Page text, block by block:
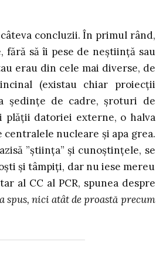
concluzii. În primul rând,
să îi pese de neștiință sau
erau din cele mai diverse, de
(existau chiar proiecții
ședințe de cadre, șroturi de
plății datoriei externe, o halva
nucleare și apa grea.
”știința” și cunoștințele, se
și tâmpiți, dar nu iese mereu
al CC al PCR, spunea despre
spus, nici atât de proastă precum